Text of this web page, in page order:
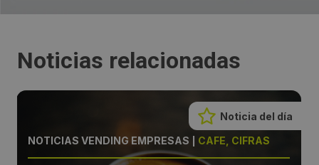
Noticias relacionadas
NOTICIAS VENDING EMPRESAS CAFÉ, CIFRAS
Noticia del día